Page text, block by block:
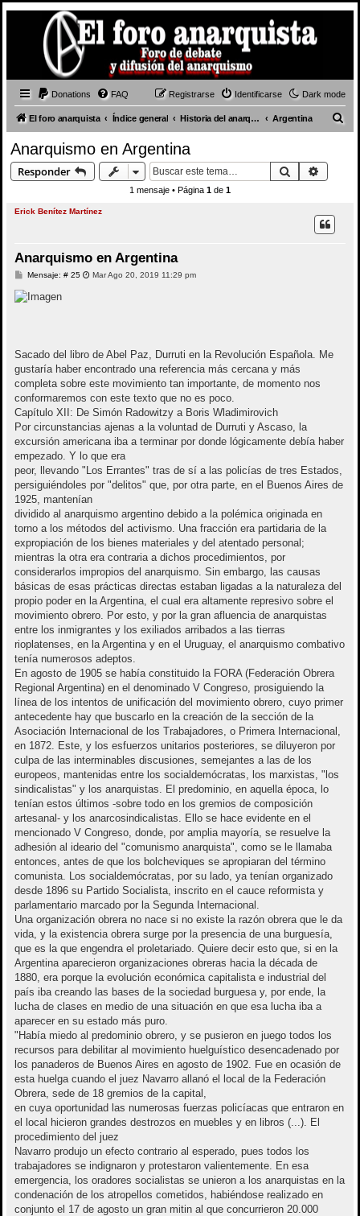
Dark mode
Donations FAQ Identificarse
Registrarse
El foro anarquista Índice general Historia del anarquismo Argentina
Anarquismo en Argentina
Responder Buscar
1 mensaje • Página 1 de 1
Erick Benítez Martínez
Anarquismo en Argentina
Mensaje: # 25M Mar Ago 20, 2019 11:29 pm
Sacado del libro de Abel Paz, Durruti en la Revolución Española. Me
gustaría haber encontrado una referencia más cercana y más
completa sobre este movimiento tan importante, de momento nos
conformaremos con este texto que no es poco.
Capítulo XII: De Simón Radowitzy a Boris Wladimirovich
Por circunstancias ajenas a la voluntad de Durruti y Ascaso, la
excursión americana iba a terminar por donde lógicamente debía haber
empezado. Y lo que era
peor, llevando "Los Errantes" tras de sí a las policías de tres Estados,
persiguiéndoles por "delitos" que, por otra parte, en el Buenos Aires de
1925, mantenían
dividido al anarquismo argentino debido a la polémica originada en
torno a los métodos del activismo. Una fracción era partidaria de la
expropiación de los bienes materiales y del atentado personal;
mientras la otra era contraria a dichos procedimientos, por
considerarlos impropios del anarquismo. Sin embargo, las causas
básicas de esas prácticas directas estaban ligadas a la naturaleza del
propio poder en la Argentina, el cual era altamente represivo sobre el
movimiento obrero. Por esto, y por la gran afluencia de anarquistas
entre los inmigrantes y los exiliados arribados a las tierras
rioplatenses, en la Argentina y en el Uruguay, el anarquismo combativo
tenía numerosos adeptos.
En agosto de 1905 se había constituido la FORA (Federación Obrera
Regional Argentina) en el denominado V Congreso, prosiguiendo la
línea de los intentos de unificación del movimiento obrero, cuyo primer
antecedente hay que buscarlo en la creación de la sección de la
Asociación Internacional de los Trabajadores, o Primera Internacional,
en 1872. Este, y los esfuerzos unitarios posteriores, se diluyeron por
culpa de las interminables discusiones, semejantes a las de los
europeos, mantenidas entre los socialdemócratas, los marxistas, "los
sindicalistas" y los anarquistas. El predominio, en aquella época, lo
tenían estos últimos -sobre todo en los gremios de composición
artesanal- y los anarcosindicalistas. Ello se hace evidente en el
mencionado V Congreso, donde, por amplia mayoría, se resuelve la
adhesión al ideario del "comunismo anarquista", como se le llamaba
entonces, antes de que los bolcheviques se apropiaran del término
comunista. Los socialdemócratas, por su lado, ya tenían organizado
desde 1896 su Partido Socialista, inscrito en el cauce reformista y
parlamentario marcado por la Segunda Internacional.
Una organización obrera no nace si no existe la razón obrera que le da
vida, y la existencia obrera surge por la presencia de una burguesía,
que es la que engendra el proletariado. Quiere decir esto que, si en la
Argentina aparecieron organizaciones obreras hacia la década de
1880, era porque la evolución económica capitalista e industrial del
país iba creando las bases de la sociedad burguesa y, por ende, la
lucha de clases en medio de una situación en que esa lucha iba a
aparecer en su estado más puro.
"Había miedo al predominio obrero, y se pusieron en juego todos los
recursos para debilitar al movimiento huelguístico desencadenado por
los panaderos de Buenos Aires en agosto de 1902. Fue en ocasión de
esta huelga cuando el juez Navarro allanó el local de la Federación
Obrera, sede de 18 gremios de la capital,
en cuya oportunidad las numerosas fuerzas policíacas que entraron en
el local hicieron grandes destrozos en muebles y en libros (...). El
procedimiento del juez
Navarro produjo un efecto contrario al esperado, pues todos los
trabajadores se indignaron y protestaron valientemente. En esa
emergencia, los oradores socialistas se unieron a los anarquistas en la
condenación de los atropellos cometidos, habiéndose realizado en
conjunto el 17 de agosto un gran mitin al que concurrieron 20.000